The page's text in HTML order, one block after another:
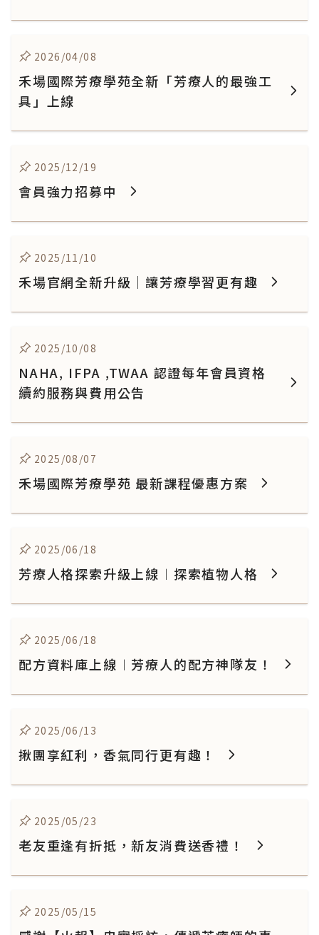
2026/04/08
禾場國際芳療學苑全新「芳療人的最強工
具」上線
2025/12/19
會員強力招募中
2025/11/10
禾場官網全新升級｜讓芳療學習更有趣
2025/10/08
NAHA, IFPA ,TWAA 認證每年會員資格
續約服務與費用公告
2025/08/07
禾場國際芳療學苑 最新課程優惠方案
2025/06/18
芳療人格探索升級上線︱探索植物人格
2025/06/18
配方資料庫上線︱芳療人的配方神隊友！
2025/06/13
揪團享紅利，香氣同行更有趣！
2025/05/23
老友重逢有折抵，新友消費送香禮！
2025/05/15